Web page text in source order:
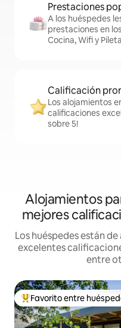
Prestaciones
A los huéspedes
prestaciones en
Cocina, Wifi y Pileta
Calificación
Los alojamientos
calificaciones
sobre 5!
Alojamientos
mejores
Los huéspedes están
excelentes
entre
Favorito entre los
Favorito entre